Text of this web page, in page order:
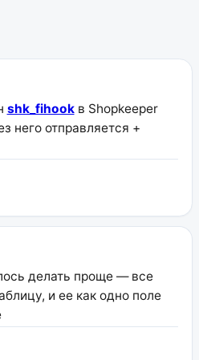
shk_fihookв Shopkeeper
него отправляется +
делать проще — все
и ее как одно поле